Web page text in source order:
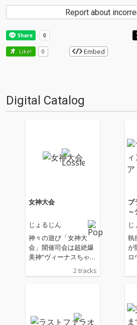
Report about
Like! 0 Embed
Digital Catalog
女神大会
じょるじん
神々の遊び「女神大
会」開催司会は超絶爆
美神”ヴィーナスちゃ
ん”北風と太陽による旅
人のマント剥ぎの競技
2 tracks
ブ
～
ル
執
が
ロ
の